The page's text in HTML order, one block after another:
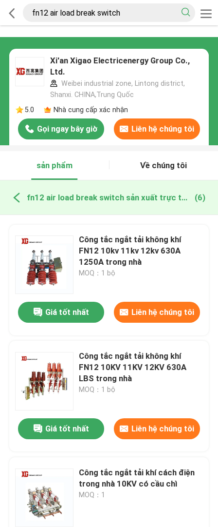
Xi'an Xigao Electricenergy Group Co.,
Ltd.
Weibei industrial zone, Lintong district,
Shanxi. CHINA,Trung Quốc
5.0
Nhà cung cấp xác nhận
Gọi ngay bây giờ Liên hệ chúng tôi
sản phẩm Về chúng tôi
fn12 air load break switch sản xuất trực tuyến (6)
Công tắc ngắt tải không khí
FN12 10kv 11kv 12kv 630A
1250A trong nhà
MOQ：1 bộ
Giá tốt nhất Liên hệ chúng tôi
Công tắc ngắt tải không khí
FN12 10KV 11KV 12KV 630A
LBS trong nhà
MOQ：1 bộ
Giá tốt nhất Liên hệ chúng tôi
Công tắc ngắt tải khí cách điện
trong nhà 10KV có cầu chì
MOQ：1